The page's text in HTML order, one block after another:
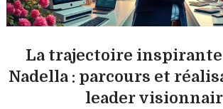
La trajectoire inspirante
Nadella : parcours et
leader